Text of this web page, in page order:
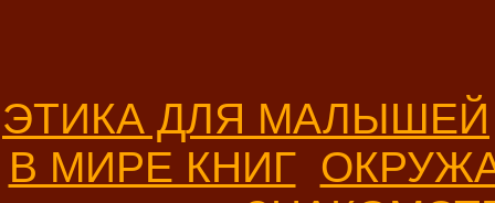
ЭТИКА ДЛЯ МАЛЫШЕЙ
В МИРЕ КНИГ